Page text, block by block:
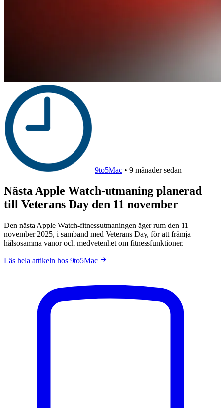
9to5Mac • 9 månader sedan
Nästa Apple Watch-utmaning planerad
till Veterans Day den 11 november
Den nästa Apple Watch-fitnessutmaningen äger rum den 11
november 2025, i samband med Veterans Day, för att främja
hälsosamma vanor och medvetenhet om fitnessfunktioner.
Läs hela artikeln hos 9to5Mac